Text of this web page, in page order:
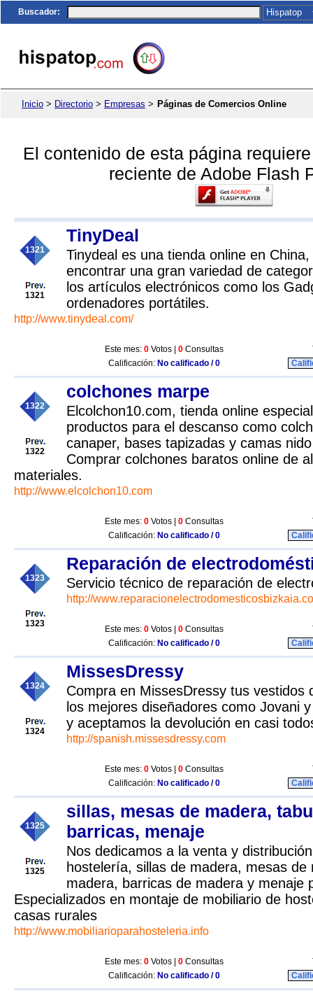
Buscador:
Inicio > Directorio > Empresas > Páginas de Comercios Online
El contenido de esta página
reciente de Adobe Flash
1321
1321
TinyDeal
Tinydeal es una tienda online en
encontrar una gran variedad de
los artículos electrónicos como los
ordenadores portátiles.
http://www.tinydeal.com/
Este mes: 0 Votos | 0 Consultas
Calificación: No calificado / 0
1322
1322
colchones marpe
Elcolchon10.com, tienda online
productos para el descanso como
canaper, bases tapizadas y camas
Comprar colchones baratos online de
materiales.
http://www.elcolchon10.com
Este mes: 0 Votos | 0 Consultas
Calificación: No calificado / 0
1323
1323
Reparación de
Servicio técnico de reparación de
http://
Este mes: 0 Votos | 0 Consultas
Calificación: No calificado / 0
1324
1324
MissesDressy
Compra en MissesDressy tus vestidos
los mejores diseñadores como Jovani
y aceptamos la devolución en casi
http://spanish.missesdressy.com
Este mes: 0 Votos | 0 Consultas
Calificación: No calificado / 0
1325
1325
sillas, mesas de madera,
barricas, menaje
Nos dedicamos a la venta y
hostelería, sillas de madera, mesas
madera, barricas de madera y menaje
Especializados en montaje de mobiliario de
casas rurales
http://www.mobiliarioparahosteleria.info
Este mes: 0 Votos | 0 Consultas
Calificación: No calificado / 0